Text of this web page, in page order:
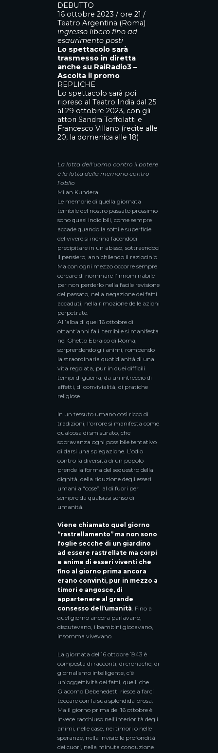
DEBUTTO
16 ottobre 2023 / ore 21 /
Teatro Argentina (Roma)
ingresso libero fino ad
esaurimento posti
Lo spettacolo sarà
trasmesso in diretta
anche su RaiRadio3 –
Ascolta il promo
REPLICHE
Lo spettacolo sarà poi
ripreso alTeatro India dal 25
al 29 ottobre 2023, con gli
attori Sandra Toffolatti e
Francesco Villano (recite alle
20, la domenica alle 18)
La lotta dell’uomo contro il potere
è la lotta della memoria contro
l’oblio
Milan Kundera
Le memorie di quella giornata
terribile del nostro passato prossimo
sono quasi indicibili, come sempre
accade quando la sottile superficie
del vivere si incrina facendoci
precipitare in un abisso, sottraendoci
il pensiero, annichilendo il raziocinio.
Ma con ogni mezzo occorre sempre
cercare di nominare l’innominabile
per non perderlo nella facile revisione
del passato, nella negazione dei fatti
accaduti, nella rimozione delle azioni
perpetrate.
All’alba di quel 16 ottobre di
ottant’anni fa il terribile si manifesta
nel Ghetto Ebraico di Roma,
sorprendendo gli animi, rompendo
la straordinaria quotidianità di una
vita regolata, pur in quei difficili
tempi di guerra, da un intreccio di
affetti, di convivialità, di pratiche
religiose.
In un tessuto umano così ricco di
tradizioni, l’orrore si manifesta come
qualcosa di smisurato, che
sopravanza ogni possibile tentativo
di darsi una spiegazione. L’odio
contro la diversità di un popolo
prende la forma del sequestro della
dignità, della riduzione degli esseri
umani a “cose”, al di fuori per
sempre da qualsiasi senso di
umanità.
Viene chiamato quel giorno
“rastrellamento” ma non sono
foglie secche di un giardino
ad essere rastrellate ma corpi
e anime di esseri viventi che
fino al giorno prima ancora
erano convinti, pur in mezzo a
timori e angosce, di
appartenere al grande
consesso dell’umanità . Fino a
quel giorno ancora parlavano,
discutevano, i bambini giocavano,
insomma vivevano.
La giornata del 16 ottobre 1943 è
composta di racconti, di cronache, di
giornalismo intelligente, c’è
un’oggettività dei fatti, quelli che
Giacomo Debenedetti riesce a farci
toccare con la sua splendida prosa.
Ma il giorno prima del 16 ottobre è
invece racchiuso nell’interiorità degli
animi, nelle case, nei timori o nelle
speranze, nella invisibile profondità
dei cuori, nella minuta conduzione